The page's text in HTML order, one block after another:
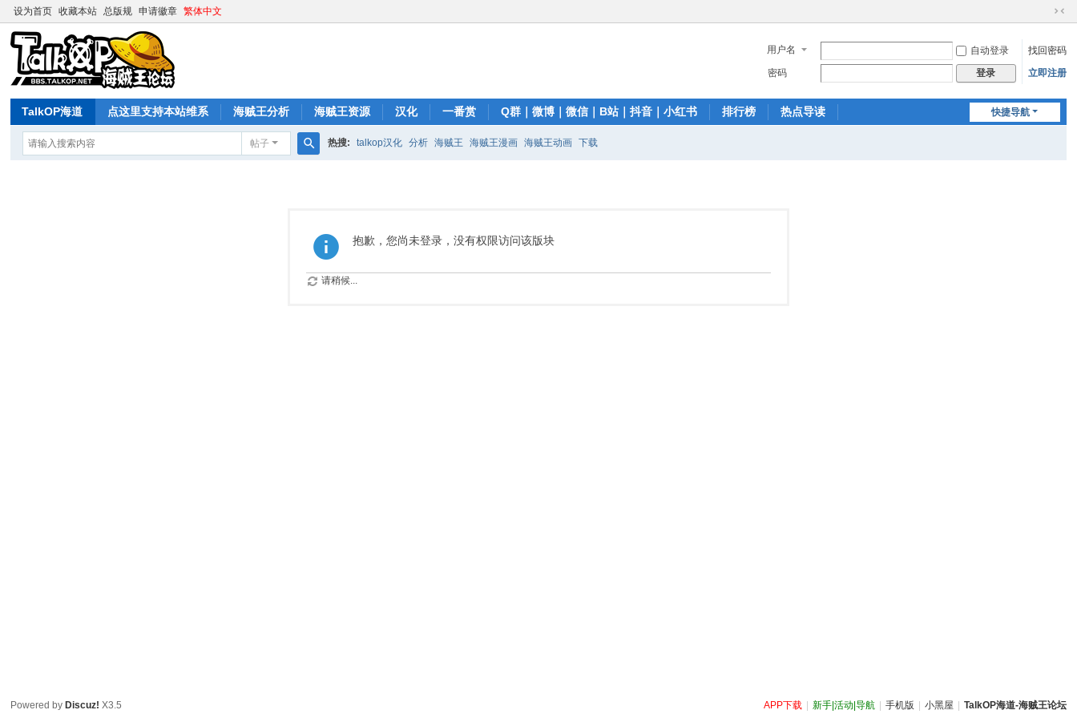
设为首页 收藏本站 总版规 申请徽章 繁体中文
切
到
窄
用户名 自动登录
找回密码
密码
登录 立即注册
快捷导航
TalkOP海道 点这里支持本站维系 海贼王分析 海贼王资源 汉化 一番赏 Q群｜微博｜微信｜B站｜抖音｜小红书 排行榜 热点导读
帖子 热搜: talkop汉化 分析 海贼王 海贼王漫画 海贼王动画 下载
抱歉，您尚未登录，没有权限访问该版块
请稍候...
APP下载 新手|活动|导航 手机版 小黑屋 TalkOP海道-海贼王论坛
Powered by Discuz! X3.5